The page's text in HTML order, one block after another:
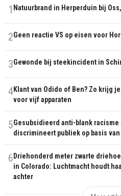
1 Natuurbrand in Herperduin bij
2Geen reactie VS op eisen voor
3Gewonde bij steekincident in
4Klant van Odido of Ben? Zo krijg
voor vijf apparaten
5Gesubsidieerd anti-blank
discrimineert publiek op basis
6 Driehonderd meter zwarte
in Colorado: Luchtmacht houdt
achter